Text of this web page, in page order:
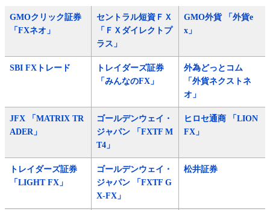
GMOクリック証券
「FXネオ」
セントラル短資ＦＸ
「ＦＸダイレクトプ
ラス」
GMO外貨 「外貨e
x」
SBI FXトレード
トレイダーズ証券
「みんなのFX」
外為どっとコム
「外貨ネクストネ
オ」
JFX 「MATRIX TR
ADER」
ゴールデンウェイ・
ジャパン 「FXTF M
T4」
ヒロセ通商 「LION
FX」
トレイダーズ証券
「LIGHT FX」
ゴールデンウェイ・
ジャパン 「FXTF G
X-FX」
松井証券